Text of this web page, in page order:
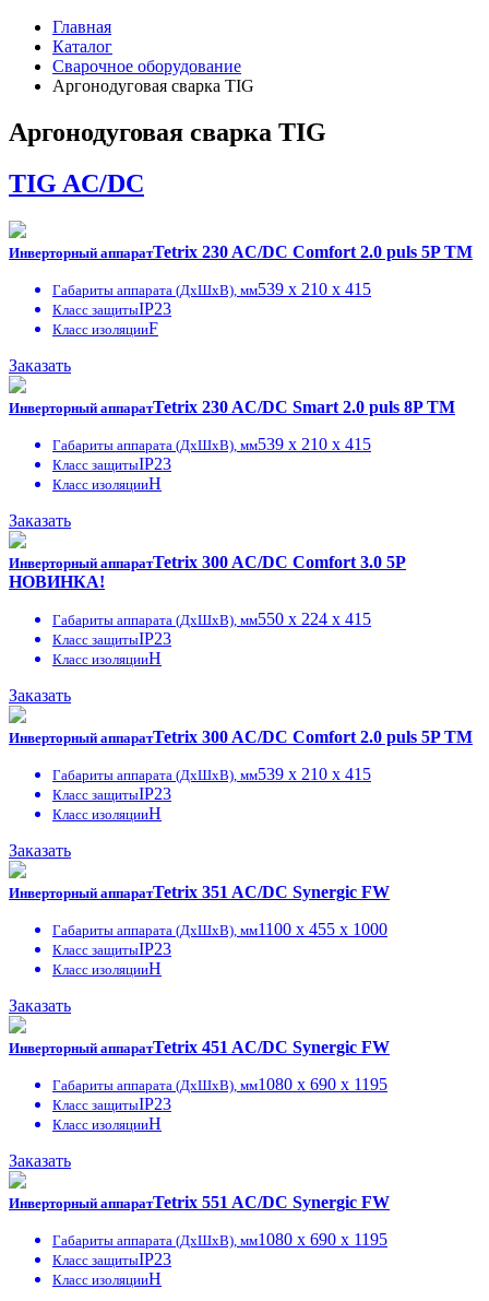
Главная
Каталог
Сварочное оборудование
Аргонодуговая сварка TIG
Аргонодуговая сварка TIG
TIG AC/DC
Инверторный аппаратTetrix 230 AC/DC Comfort 2.0 puls 5P TM
Габариты аппарата (ДxШxВ), мм539 x 210 x 415
Класс защитыIP23
Класс изоляцииF
Заказать
Инверторный аппаратTetrix 230 AC/DC Smart 2.0 puls 8P TM
Габариты аппарата (ДxШxВ), мм539 x 210 x 415
Класс защитыIP23
Класс изоляцииH
Заказать
Инверторный аппаратTetrix 300 AC/DC Comfort 3.0 5P
НОВИНКА!
Габариты аппарата (ДxШxВ), мм550 x 224 x 415
Класс защитыIP23
Класс изоляцииH
Заказать
Инверторный аппаратTetrix 300 AC/DC Comfort 2.0 puls 5P TM
Габариты аппарата (ДxШxВ), мм539 x 210 x 415
Класс защитыIP23
Класс изоляцииH
Заказать
Инверторный аппаратTetrix 351 AC/DC Synergic FW
Габариты аппарата (ДxШxВ), мм1100 x 455 x 1000
Класс защитыIP23
Класс изоляцииH
Заказать
Инверторный аппаратTetrix 451 AC/DC Synergic FW
Габариты аппарата (ДxШxВ), мм1080 x 690 x 1195
Класс защитыIP23
Класс изоляцииH
Заказать
Инверторный аппаратTetrix 551 AC/DC Synergic FW
Габариты аппарата (ДxШxВ), мм1080 x 690 x 1195
Класс защитыIP23
Класс изоляцииH